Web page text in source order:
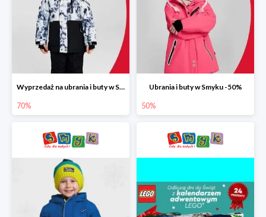
Wyprzedaż na ubrania i buty w Smyku do -70%
70%
Ubrania i buty w Smyku -50%
50%